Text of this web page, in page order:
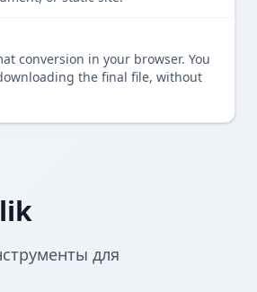
conversion in your browser. You
the final file, without
для